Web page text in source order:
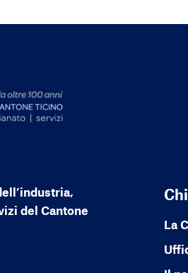
del Cantone
La